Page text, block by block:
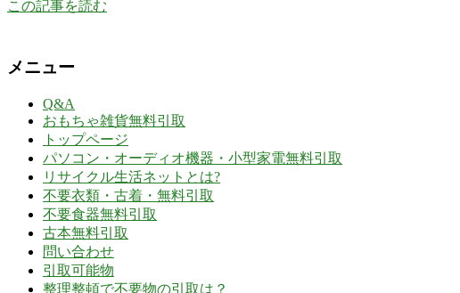
この記事を読む
メニュー
Q&A
おもちゃ雑貨無料引取
トップページ
パソコン・オーディオ機器・小型家電無料引取
リサイクル生活ネットとは?
不要衣類・古着・無料引取
不要食器無料引取
古本無料引取
問い合わせ
引取可能物
整理整頓で不要物の引取は？